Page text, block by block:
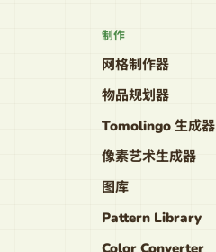
制作
网格制作器
物品规划器
Tomolingo 生成器
像素艺术生成器
图库
Pattern Library
Color Converter